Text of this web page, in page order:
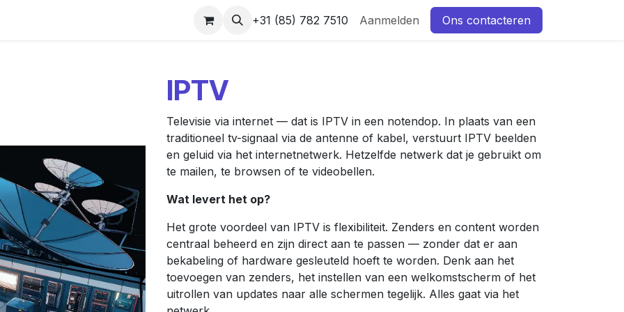
+31 (85) 782 7510 Aanmelden Ons contacteren
IPTV
Televisie via internet — dat is IPTV in een notendop. In plaats van een
traditioneel tv-signaal via de antenne of kabel, verstuurt IPTV beelden
en geluid via het internetnetwerk. Hetzelfde netwerk dat je gebruikt om
te mailen, te browsen of te videobellen.
Wat levert het op?
Het grote voordeel van IPTV is flexibiliteit. Zenders en content worden
centraal beheerd en zijn direct aan te passen — zonder dat er aan
bekabeling of hardware gesleuteld hoeft te worden. Denk aan het
toevoegen van zenders, het instellen van een welkomstscherm of het
uitrollen van updates naar alle schermen tegelijk. Alles gaat via het